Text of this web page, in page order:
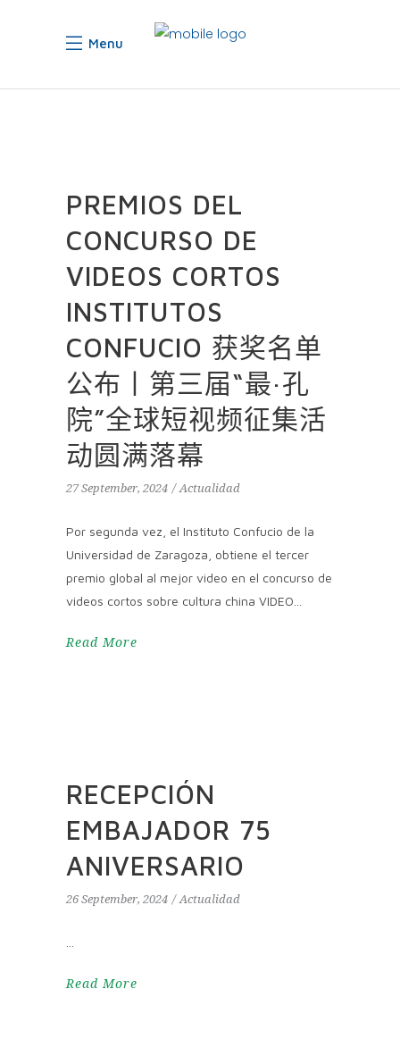
Menu
PREMIOS DEL
CONCURSO DE
VIDEOS CORTOS
INSTITUTOS
CONFUCIO 获奖名单
公布丨第三届“最·孔
院”全球短视频征集活
动圆满落幕
27 September, 2024 Actualidad
Por segunda vez, el Instituto Confucio de la
Universidad de Zaragoza, obtiene el tercer
premio global al mejor video en el concurso de
videos cortos sobre cultura china VIDEO
Read More
RECEPCIÓN
EMBAJADOR 75
ANIVERSARIO
26 September, 2024 Actualidad
Read More